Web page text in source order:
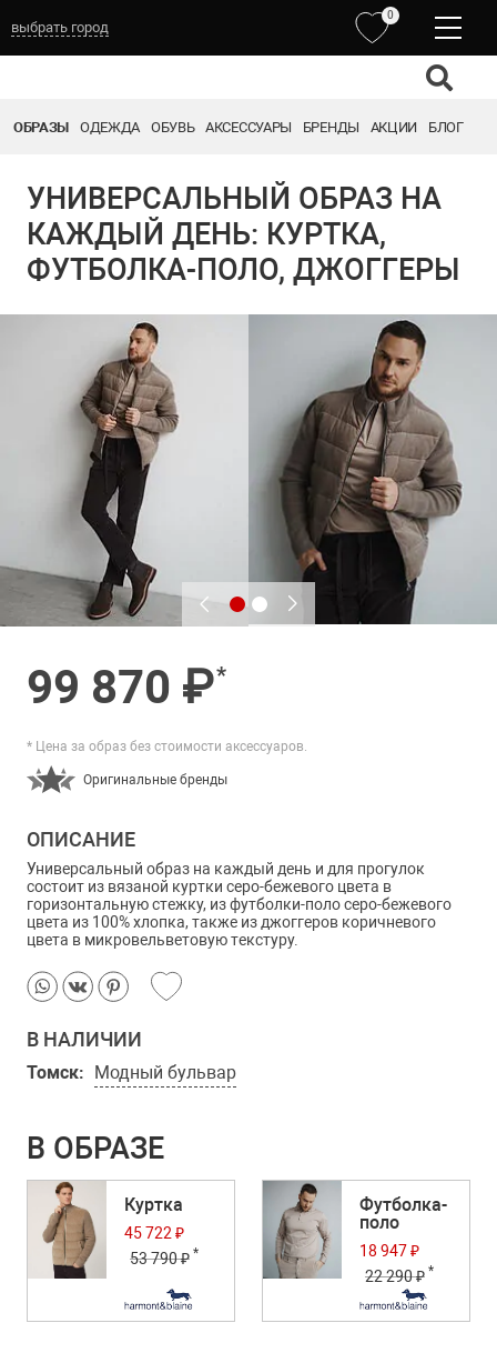
выбрать город
0
ОБРАЗЫ ОДЕЖДА ОБУВЬ АКСЕССУАРЫ БРЕНДЫ АКЦИИ БЛОГ
УНИВЕРСАЛЬНЫЙ ОБРАЗ НА
КАЖДЫЙ ДЕНЬ: КУРТКА,
ФУТБОЛКА-ПОЛО, ДЖОГГЕРЫ
99 870 ₽*
* Цена за образ без стоимости аксессуаров.
Оригинальные бренды
ОПИСАНИЕ
Универсальный образ на каждый день и для прогулок
состоит из вязаной куртки серо-бежевого цвета в
горизонтальную стежку, из футболки-поло серо-бежевого
цвета из 100% хлопка, также из джоггеров коричневого
цвета в микровельветовую текстуру.
В НАЛИЧИИ
Томск: Модный бульвар
В ОБРАЗЕ
Куртка
45 722 ₽
53 790 ₽ *
Футболка-
поло
18 947 ₽
22 290 ₽ *